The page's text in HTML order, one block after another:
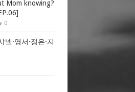
Mom knowing?
0
넬·영서·정은·지